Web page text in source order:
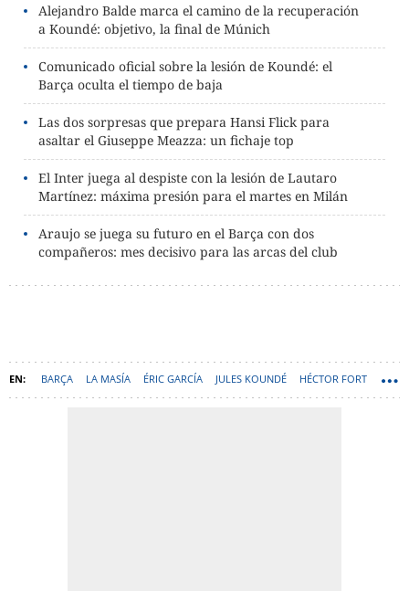
Alejandro Balde marca el camino de la recuperación
a Koundé: objetivo, la final de Múnich
Comunicado oficial sobre la lesión de Koundé: el
Barça oculta el tiempo de baja
Las dos sorpresas que prepara Hansi Flick para
asaltar el Giuseppe Meazza: un fichaje top
El Inter juega al despiste con la lesión de Lautaro
Martínez: máxima presión para el martes en Milán
Araujo se juega su futuro en el Barça con dos
compañeros: mes decisivo para las arcas del club
BARÇA LA MASÍA ÉRIC GARCÍA JULES KOUNDÉ HÉCTOR FORT